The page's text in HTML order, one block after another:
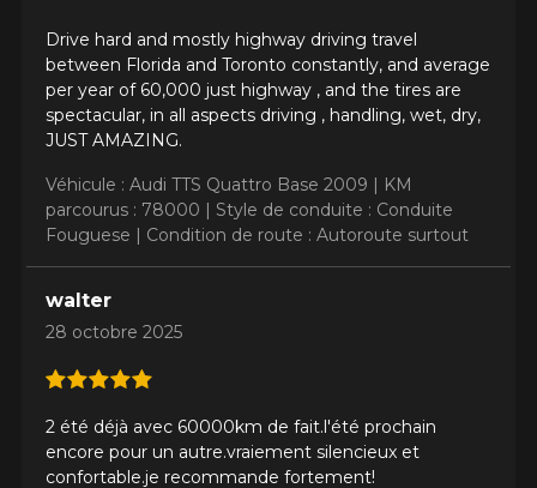
Drive hard and mostly highway driving travel
between Florida and Toronto constantly, and average
per year of 60,000 just highway , and the tires are
spectacular, in all aspects driving , handling, wet, dry,
JUST AMAZING.
Véhicule : Audi TTS Quattro Base 2009 | KM
parcourus : 78000 | Style de conduite : Conduite
Fouguese | Condition de route : Autoroute surtout
walter
28 octobre 2025
2 été déjà avec 60000km de fait.l'été prochain
encore pour un autre.vraiement silencieux et
confortable.je recommande fortement!